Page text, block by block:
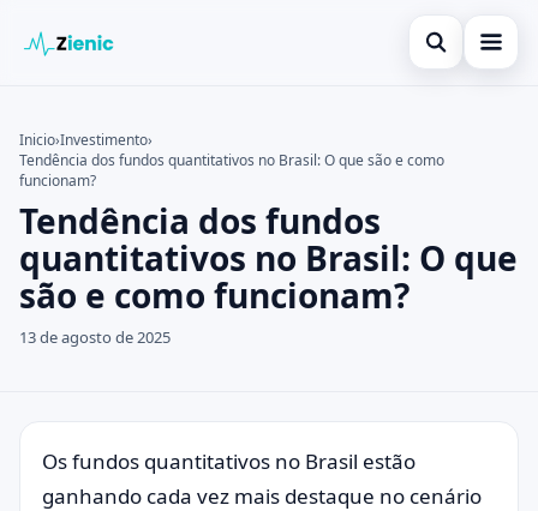
Abrir búsqueda
Finanças
Investimento
Cartões de Crédito
Legal
Buscar en el sitio
Buscar:
Pulsa Enter para buscar o ESC para cerrar.
Inicio›Investimento›
Tendência dos fundos quantitativos no Brasil: O que são e como
funcionam?
Tendência dos fundos
quantitativos no Brasil: O que
são e como funcionam?
13 de agosto de 2025
Os fundos quantitativos no Brasil estão
ganhando cada vez mais destaque no cenário